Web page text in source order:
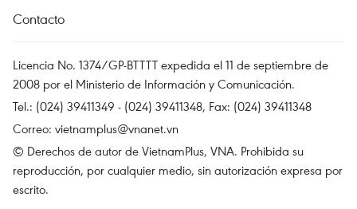
Contacto
Licencia No. 1374/GP-BTTTT expedida el 11 de septiembre de
2008 por el Ministerio de Información y Comunicación.
Tel.: (024) 39411349 - (024) 39411348, Fax: (024) 39411348
Correo: vietnamplus@vnanet.vn
© Derechos de autor de VietnamPlus, VNA. Prohibida su
reproducción, por cualquier medio, sin autorización expresa por
escrito.